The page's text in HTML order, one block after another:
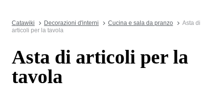
Catawiki Decorazioni d'interni Cucina e sala da pranzo
Asta di
articoli per la tavola
Asta di articoli per la
tavola